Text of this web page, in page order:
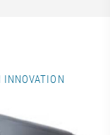
INNOVATION